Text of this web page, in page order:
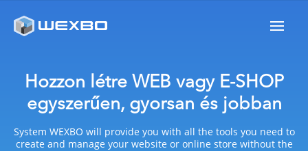
Hozzon létre WEB vagy E-SHOP
egyszerűen, gyorsan és jobban
System WEXBO will provide you with all the tools you need to
create and manage your website or online store without the